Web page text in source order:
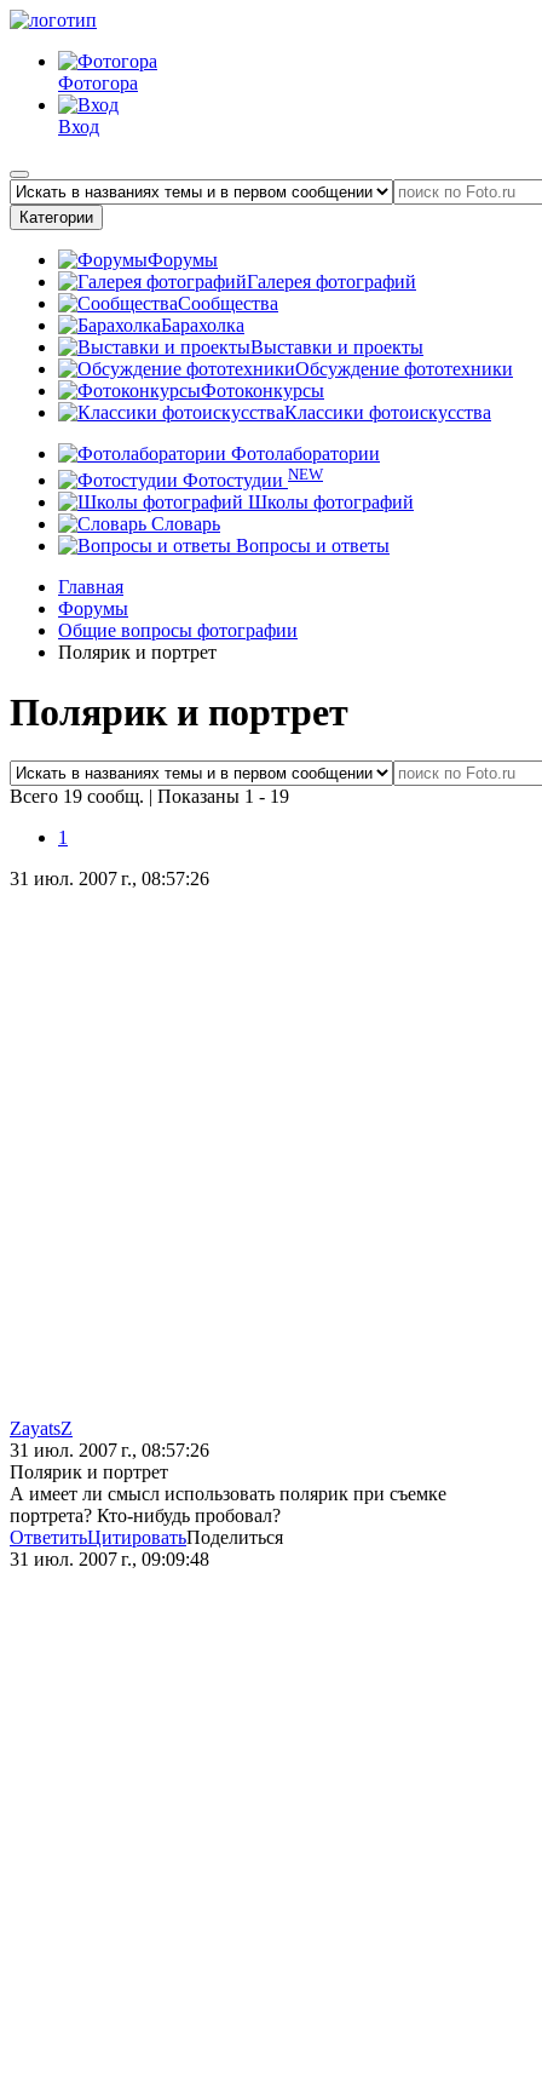
Фотогора
Вход
Категории
Форумы
Галерея фотографий
Сообщества
Барахолка
Выставки и проекты
Обсуждение фототехники
Фотоконкурсы
Классики фотоискусства
Фотолаборатории
Фотостудии NEW
Школы фотографий
Словарь
Вопросы и ответы
Главная
Форумы
Общие вопросы фотографии
Полярик и портрет
Полярик и портрет
Всего 19 сообщ. | Показаны 1 - 19
1
31 июл. 2007 г., 08:57:26
ZayatsZ
31 июл. 2007 г., 08:57:26
Полярик и портрет
А имеет ли смысл использовать полярик при съемке
портрета? Кто-нибудь пробовал?
ОтветитьЦитироватьПоделиться
31 июл. 2007 г., 09:09:48